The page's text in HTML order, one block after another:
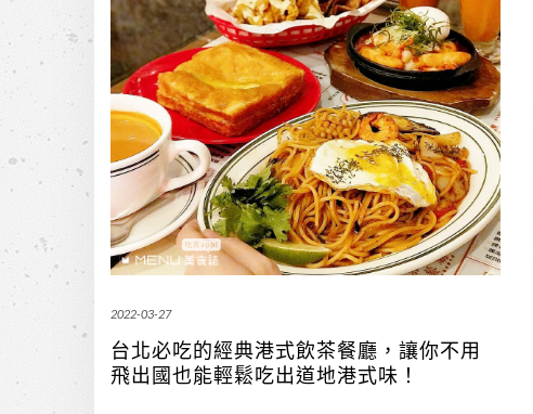
2022-03-27
台北必吃的經典港式飲茶餐廳，讓你不用
飛出國也能輕鬆吃出道地港式味！